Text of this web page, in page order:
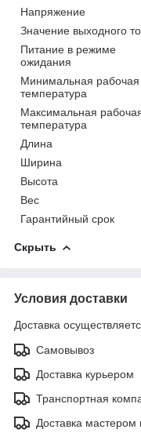
Напряжение
Значение выходного
Питание в режиме
ожидания
Минимальная рабочая
температура
Максимальная
температура
Длина
Ширина
Высота
Вес
Гарантийный срок
Скрыть
Условия доставки
Доставка
Самовывоз
Доставка курьером
Транспортная
Доставка мастером